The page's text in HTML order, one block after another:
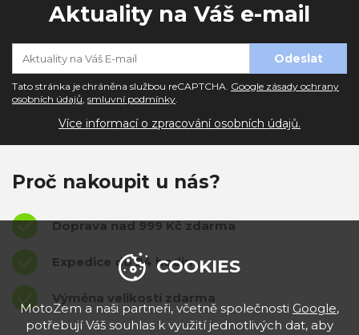
Aktuality na Váš e-mail
Tato stránka je chráněna službou reCAPTCHA. Google zásady ochrany
osobních údajů, smluvní podmínky.
Více informací o zpracování osobních údajů.
Proč nakoupit u nás?
Doprava nad 999 Kč zdarma
Expedice do 24 hodin
Výměna velikostí zdarma
COOKIES
MotoZem a naši partneři, včetně společnosti Google,
potřebují Váš souhlas k využití jednotlivých dat, aby